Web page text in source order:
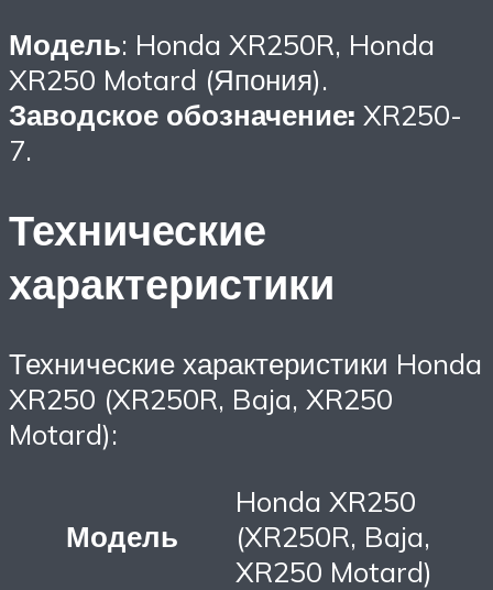
Модель: Honda XR250R, Honda
XR250 Motard (Япония).
Заводское обозначение: XR250-
7.
Технические
характеристики
Технические характеристики Honda
XR250 (XR250R, Baja, XR250
Motard):
Модель
Honda XR250
(XR250R, Baja,
XR250 Motard)